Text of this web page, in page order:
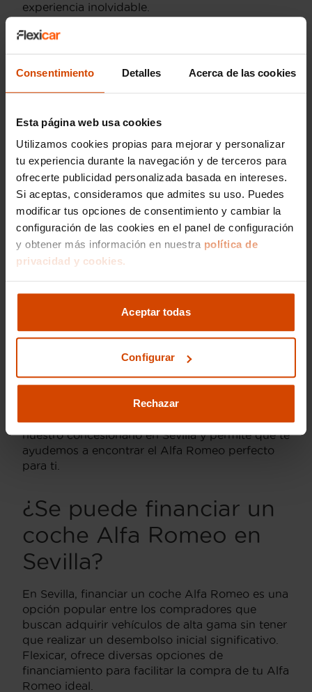
Consentimiento Detalles Acerca de las cookies
Esta página web usa cookies
Utilizamos cookies propias para mejorar y personalizar
tu experiencia durante la navegación y de terceros para
ofrecerte publicidad personalizada basada en intereses.
Si aceptas, consideramos que admites su uso. Puedes
modificar tus opciones de consentimiento y cambiar la
configuración de las cookies en el panel de configuración
y obtener más información en nuestra política de
privacidad y cookies.
Aceptar todas
Configurar
Rechazar
experiencia inolvidable.
segunda mano en Sevilla
El precio de un Alfa Romeo de segunda mano
año de fabricación, kilometraje y estado de
conservación. En Flexicar, estamos
comprometidos a ofrecer precios competitivos
que se encuentren entre los mejores del
mercado. Aquí tienes una idea general de los
precios que podrías encontrar:
Alfa Romeo Giulia:Desde 20,000€ hasta
35,000€, dependiendo de las características
específicas y equipamiento adicional.
Alfa Romeo Stelvio:Este modelo oscila entre
los 25,000€ y 40,000€, con opciones para
todos los gustos y necesidades.
Alfa Romeo Giulietta:Los precios para este
Nuestro objetivo es asegurarnos de que cada
cliente encuentre el coche de sus sueños sin
salirse de su presupuesto. Visítanos hoy en
nuestro concesionario en Sevilla y permite que te
ayudemos a encontrar el Alfa Romeo perfecto
para ti.
¿Se puede financiar un
coche Alfa Romeo en
Sevilla?
En Sevilla, financiar un coche Alfa Romeo es una
opción popular entre los compradores que
buscan adquirir vehículos de alta gama sin tener
que realizar un desembolso inicial significativo.
Flexicar, ofrece diversas opciones de
financiamiento para facilitar la compra de tu Alfa
Romeo ideal.